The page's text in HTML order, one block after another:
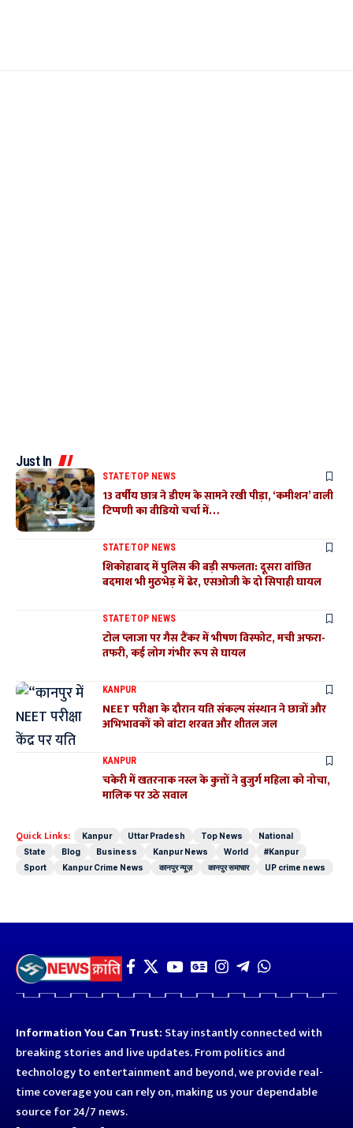
Just In
STATETOP NEWS
13 वर्षीय छात्र ने डीएम के सामने रखी पीड़ा, ‘कमीशन’ वाली
टिप्पणी का वीडियो चर्चा में…
STATETOP NEWS
शिकोहाबाद में पुलिस की बड़ी सफलता: दूसरा वांछित
बदमाश भी मुठभेड़ में ढेर, एसओजी के दो सिपाही घायल
STATETOP NEWS
टोल प्लाजा पर गैस टैंकर में भीषण विस्फोट, मची अफरा-
तफरी, कई लोग गंभीर रूप से घायल
KANPUR
NEET परीक्षा के दौरान यति संकल्प संस्थान ने छात्रों और
अभिभावकों को बांटा शरबत और शीतल जल
KANPUR
चकेरी में खतरनाक नस्ल के कुत्तों ने बुजुर्ग महिला को नोचा,
मालिक पर उठे सवाल
Quick Links: Kanpur Uttar Pradesh Top News
National
State
Blog Business Kanpur News World
#Kanpur
Sport
Kanpur Crime News कानपुर न्यूज़ कानपुर समाचार UP crime news
Information You Can Trust: Stay instantly connected with
breaking stories and live updates. From politics and
technology to entertainment and beyond, we provide real-
time coverage you can rely on, making us your dependable
source for 24/7 news.